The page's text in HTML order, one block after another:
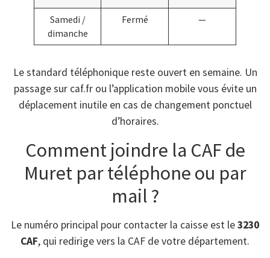
Samedi /
dimanche
Fermé —
Le standard téléphonique reste ouvert en semaine. Un
passage sur caf.fr ou l’application mobile vous évite un
déplacement inutile en cas de changement ponctuel
d’horaires.
Comment joindre la CAF de
Muret par téléphone ou par
mail ?
Le numéro principal pour contacter la caisse est le3230
CAF, qui redirige vers la CAF de votre département.